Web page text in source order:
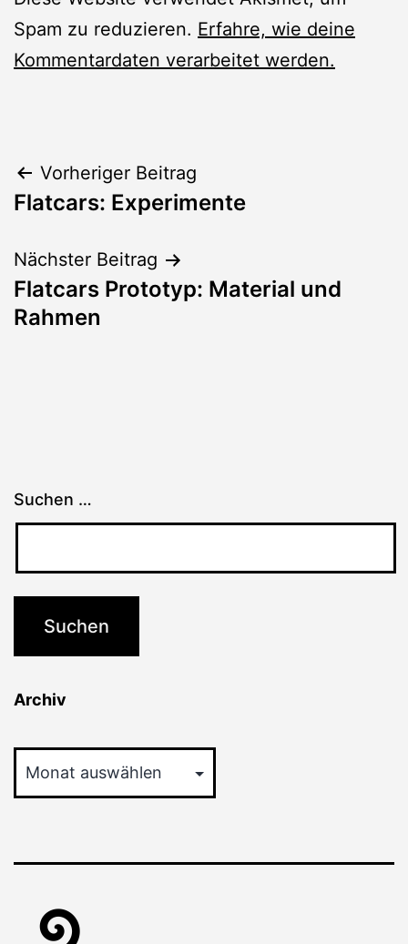
Spam zu reduzieren. Erfahre, wie deine
Kommentardaten verarbeitet werden.
Beitragsnavigation
Vorheriger Beitrag
Flatcars: Experimente
Nächster Beitrag
Flatcars Prototyp: Material und
Rahmen
Suchen …
Archiv